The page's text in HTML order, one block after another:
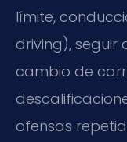
límite,
driving), seguir
cambio de
ofensas